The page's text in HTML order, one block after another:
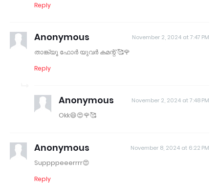
Reply
Anonymous November 2, 2024 at 7:47 PM
താങ്ക്യൂ ഫോർ യുവർ കമന്റ്‌ 🥰🌹
Reply
Anonymous November 2, 2024 at 7:48 PM
Okk😄😍🌹🥰
Anonymous November 8, 2024 at 6:22 PM
Suppppeeerrrr😍
Reply